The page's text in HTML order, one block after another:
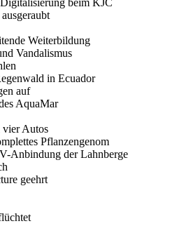
Weiterbildung
Vandalismus
in Ecuador
auf
AquaMar
vier Autos
Pflanzengenom
Anbindung der Lahnberge
geehrt